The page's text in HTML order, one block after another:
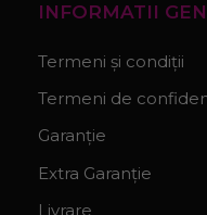
INFORMATII
Termeni și condiții
Termeni de
Garanție
Extra Garanție
Livrare